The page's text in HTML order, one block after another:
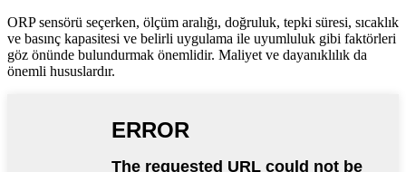
ORP sensörü seçerken, ölçüm aralığı, doğruluk, tepki süresi, sıcaklık
ve basınç kapasitesi ve belirli uygulama ile uyumluluk gibi faktörleri
göz önünde bulundurmak önemlidir. Maliyet ve dayanıklılık da
önemli hususlardır.